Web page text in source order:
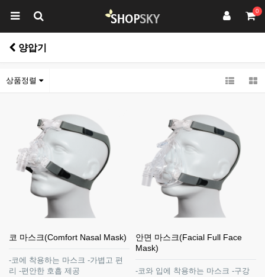
0
양압기
상품정렬
코 마스크(Comfort Nasal Mask)
-코에 착용하는 마스크 -가볍고 편
리 -편안한 호흡 제공
안면 마스크(Facial Full Face
Mask)
-코와 입에 착용하는 마스크 -구강